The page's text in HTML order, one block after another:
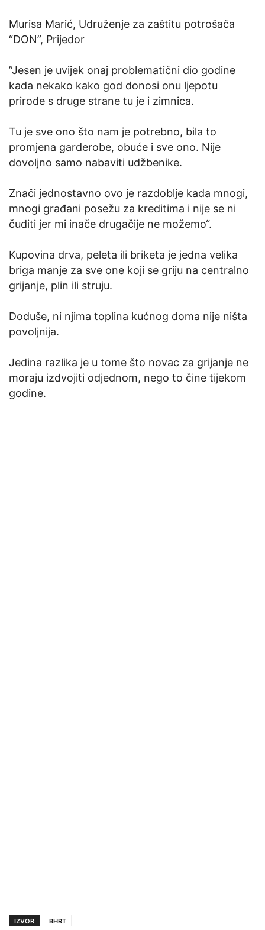
Murisa Marić, Udruženje za zaštitu potrošača
“DON”, Prijedor
”Jesen je uvijek onaj problematični dio godine
kada nekako kako god donosi onu ljepotu
prirode s druge strane tu je i zimnica.
Tu je sve ono što nam je potrebno, bila to
promjena garderobe, obuće i sve ono. Nije
dovoljno samo nabaviti udžbenike.
Znači jednostavno ovo je razdoblje kada mnogi,
mnogi građani posežu za kreditima i nije se ni
čuditi jer mi inače drugačije ne možemo“.
Kupovina drva, peleta ili briketa je jedna velika
briga manje za sve one koji se griju na centralno
grijanje, plin ili struju.
Doduše, ni njima toplina kućnog doma nije ništa
povoljnija.
Jedina razlika je u tome što novac za grijanje ne
moraju izdvojiti odjednom, nego to čine tijekom
godine.
IZVOR
BHRT